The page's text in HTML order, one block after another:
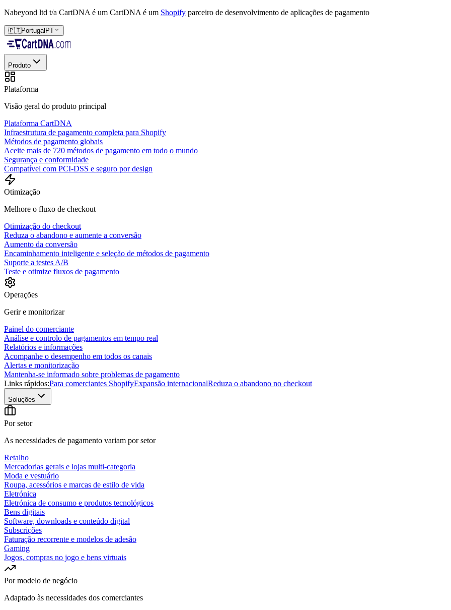
Nabeyond ltd t/a CartDNA é um CartDNA é um Shopify parceiro de desenvolvimento de aplicações de pagamento
🇵🇹Portugal PT
Produto
Plataforma
Visão geral do produto principal
Plataforma CartDNA
Infraestrutura de pagamento completa para Shopify
Métodos de pagamento globais
Aceite mais de 720 métodos de pagamento em todo o mundo
Segurança e conformidade
Compatível com PCI-DSS e seguro por design
Otimização
Melhore o fluxo de checkout
Otimização do checkout
Reduza o abandono e aumente a conversão
Aumento da conversão
Encaminhamento inteligente e seleção de métodos de pagamento
Suporte a testes A/B
Teste e otimize fluxos de pagamento
Operações
Gerir e monitorizar
Painel do comerciante
Análise e controlo de pagamentos em tempo real
Relatórios e informações
Acompanhe o desempenho em todos os canais
Alertas e monitorização
Mantenha-se informado sobre problemas de pagamento
Links rápidos:Para comerciantes ShopifyExpansão internacionalReduza o abandono no checkout
Soluções
Por setor
As necessidades de pagamento variam por setor
Retalho
Mercadorias gerais e lojas multi-categoria
Moda e vestuário
Roupa, acessórios e marcas de estilo de vida
Eletrónica
Eletrónica de consumo e produtos tecnológicos
Bens digitais
Software, downloads e conteúdo digital
Subscrições
Faturação recorrente e modelos de adesão
Gaming
Jogos, compras no jogo e bens virtuais
Por modelo de negócio
Adaptado às necessidades dos comerciantes